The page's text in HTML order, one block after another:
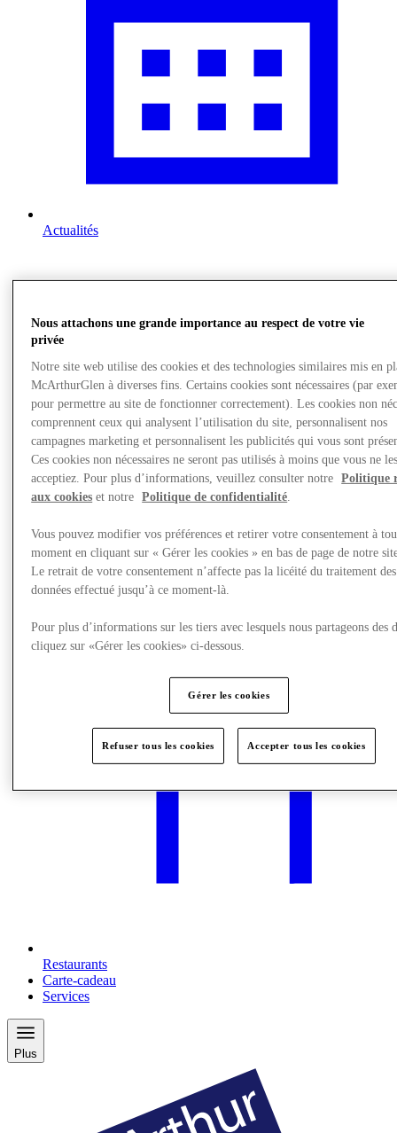
Actualités
Nous rendre visite
Restaurants
Carte-cadeau
Services
Plus
Nous attachons une grande importance au respect de votre vie
privée
Notre site web utilise des cookies et des technologies similaires mis en
McArthurGlen à diverses fins. Certains cookies sont nécessaires (par
pour permettre au site de fonctionner correctement). Les cookies non
comprennent ceux qui analysent l’utilisation du site, personnalisent nos
campagnes marketing et personnalisent les publicités qui vous sont
Ces cookies non nécessaires ne seront pas utilisés à moins que vous ne
acceptiez. Pour plus d’informations, veuillez consulter notre
Politique
aux cookies et notre Politique de confidentialité
Vous pouvez modifier vos préférences et retirer votre consentement à
moment en cliquant sur « Gérer les cookies » en bas de page de notre
Le retrait de votre consentement n’affecte pas la licéité du traitement des
données effectué jusqu’à ce moment-là.
Pour plus d’informations sur les tiers avec lesquels nous partageons des
cliquez sur «Gérer les cookies» ci-dessous.
Gérer les cookies
Refuser tous les cookies Accepter tous les cookies